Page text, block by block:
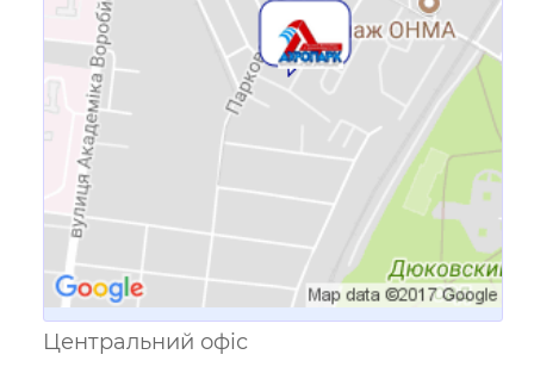
Посилання для мобільних
Центральний офіс